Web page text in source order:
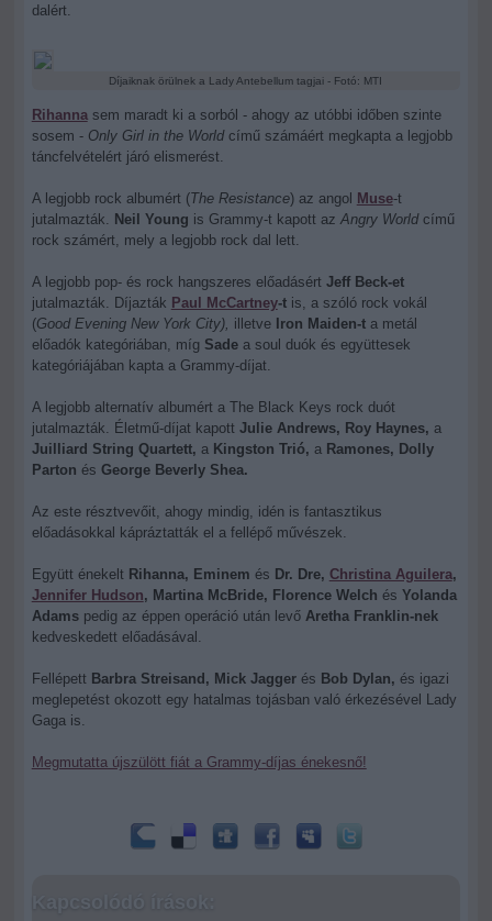
dalért.
Díjaiknak örülnek a Lady Antebellum tagjai - Fotó: MTI
Rihanna sem maradt ki a sorból - ahogy az utóbbi időben szinte
sosem - Only Girl in the Worldcímű számáért megkapta a legjobb
táncfelvételért járó elismerést.
A legjobb rock albumért (The Resistance) az angol Muse-t
jutalmazták. Neil Young is Grammy-t kapott azAngry Worldcímű
rock számért, mely a legjobb rock dal lett.
A legjobb pop- és rock hangszeres előadásért Jeff Beck-et
jutalmazták. Díjazták Paul McCartney-t is, a szóló rock vokál
(Good Evening New York City), illetve Iron Maiden-t a metál
előadók kategóriában, míg Sadea soul duók és együttesek
kategóriájában kapta a Grammy-díjat.
A legjobb alternatív albumért a The Black Keys rock duót
jutalmazták. Életmű-díjat kapott Julie Andrews, Roy Haynes, a
Juilliard String Quartett, a Kingston Trió, a Ramones, Dolly
Parton és George Beverly Shea.
Az este résztvevőit, ahogy mindig, idén is fantasztikus
előadásokkal kápráztatták el a fellépő művészek.
Együtt énekelt Rihanna, Eminem és Dr. Dre, Christina Aguilera,
Jennifer Hudson, Martina McBride, Florence Welch és Yolanda
Adamspedig az éppen operáció után levő Aretha Franklin-nek
kedveskedett előadásával.
Fellépett Barbra Streisand, Mick Jagger és Bob Dylan, és igazi
meglepetést okozott egy hatalmas tojásban való érkezésével Lady
Gaga is.
Megmutatta újszülött fiát a Grammy-díjas énekesnő!
Kapcsolódó írások: